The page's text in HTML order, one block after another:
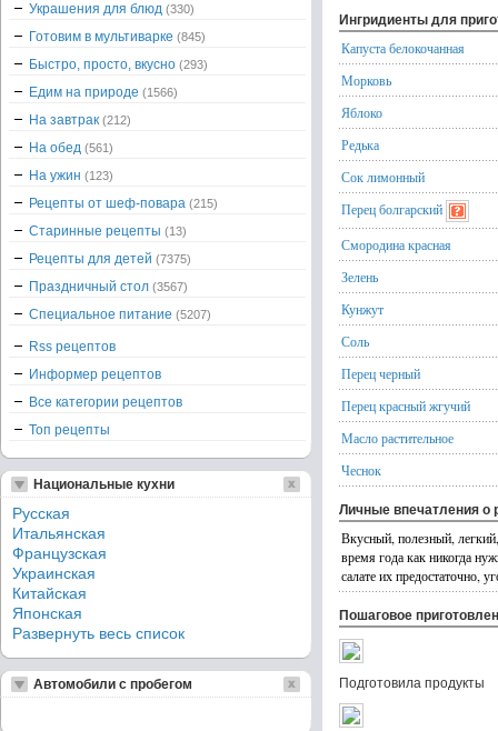
Ингридиенты для
Капуста белокочанная
Морковь
Яблоко
Редька
Сок лимонный
Перец болгарский
Смородина красная
Зелень
Кунжут
Соль
Перец черный
Перец красный жгучий
Масло растительное
Чеснок
Личные впечатления о
Вкусный, полезный,
время года как никогда
салате их предостаточно,
Пошаговое
Подготовила продукты
Украшения для блюд (330)
Готовим в мультиварке (845)
Быстро, просто, вкусно (293)
Едим на природе (1566)
На завтрак (212)
На обед (561)
На ужин (123)
Рецепты от шеф-повара (215)
Старинные рецепты (13)
Рецепты для детей (7375)
Праздничный стол (3567)
Специальное питание (5207)
Rss рецептов
Информер рецептов
Все категории рецептов
Топ рецепты
Национальные кухни
Русская
Итальянская
Французская
Украинская
Китайская
Японская
Развернуть весь список
Автомобили с пробегом